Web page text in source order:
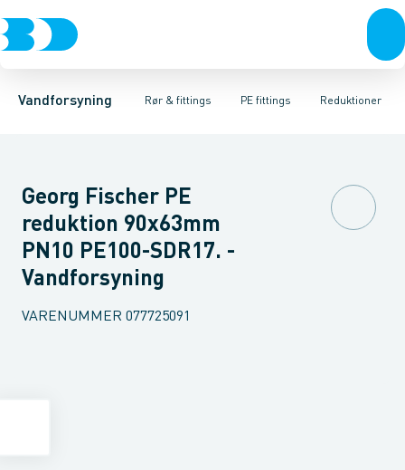
Vandforsyning Rør & fittings
Rør & fittingsKoblinger & anboringerMuffer, klemmer &
PE fittings
PE rørPE EL fittingsPE fittings Duktiljern fittingsReduktioner
Vinkler 90gr.Vinkler 60gr.Vinkler 45gr.Vinkler 30gr.Vinkler
Georg Fischer PE
reduktion 90x63mm
PN10 PE100-SDR17. -
Vandforsyning
VARENUMMER 077725091